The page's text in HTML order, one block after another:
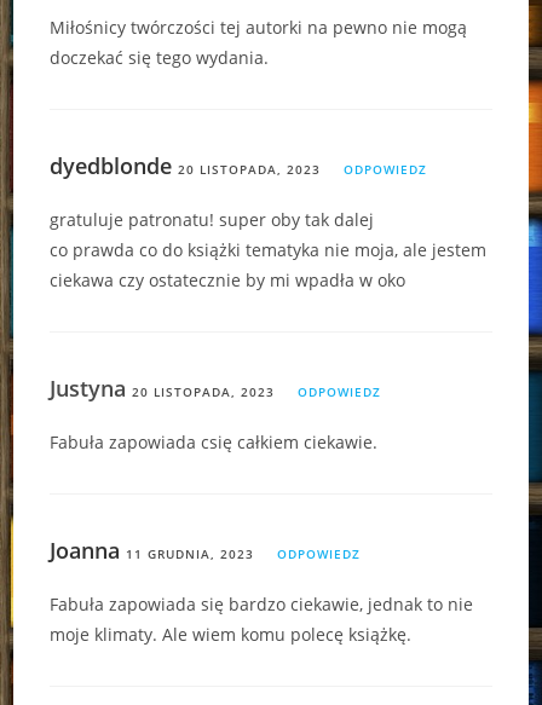
Miłośnicy twórczości tej autorki na pewno nie mogą
doczekać się tego wydania.
dyedblonde 20 LISTOPADA, 2023 ODPOWIEDZ
gratuluje patronatu! super oby tak dalej
co prawda co do książki tematyka nie moja, ale jestem
ciekawa czy ostatecznie by mi wpadła w oko
Justyna20 LISTOPADA, 2023 ODPOWIEDZ
Fabuła zapowiada csię całkiem ciekawie.
Joanna 11 GRUDNIA, 2023 ODPOWIEDZ
Fabuła zapowiada się bardzo ciekawie, jednak to nie
moje klimaty. Ale wiem komu polecę książkę.